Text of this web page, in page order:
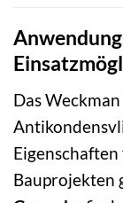
Das
Bauprojekten